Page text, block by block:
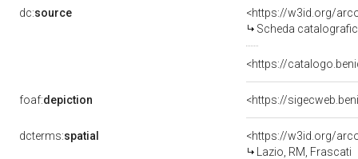
dc:source
<https://w3id.org/
Scheda
<https://
foaf:depiction
dcterms:spatial
<https://w3id.org/
Lazio, RM, Frascati